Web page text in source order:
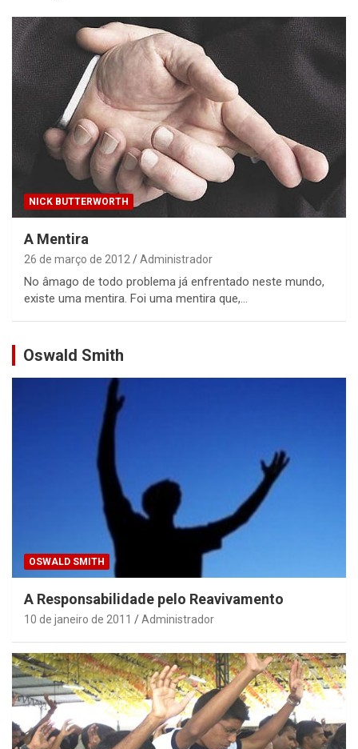
NICK BUTTERWORTH
A Mentira
26 de março de 2012 Administrador
No âmago de todo problema já enfrentado neste mundo,
existe uma mentira. Foi uma mentira que,…
Oswald Smith
OSWALD SMITH
A Responsabilidade pelo Reavivamento
10 de janeiro de 2011 Administrador